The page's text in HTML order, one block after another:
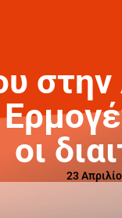
οι
23